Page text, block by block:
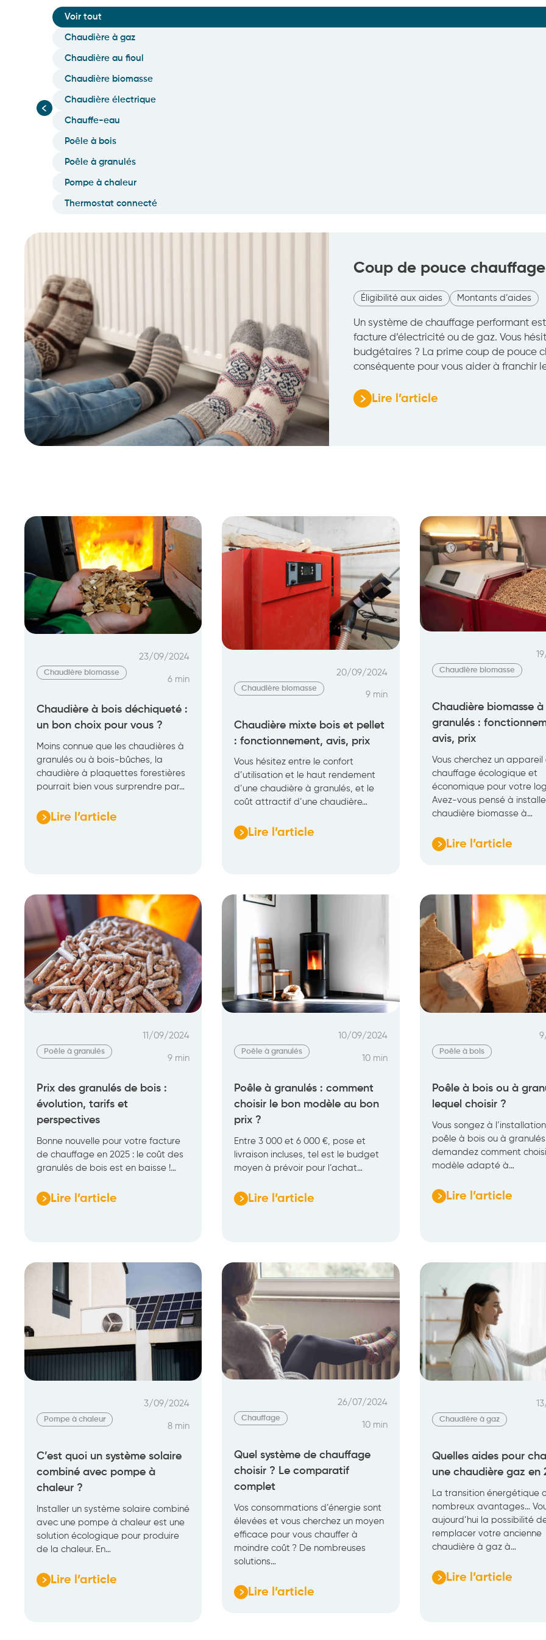
Voir tout
Chaudière à gaz
Chaudière au fioul
Chaudière biomasse
Chaudière électrique
Chauffe-eau
Poêle à bois
Poêle à granulés
Pompe à chaleur
Thermostat connecté
Coup de pouce
Éligibilité aux aides Montants d’aides
Un système de chauffage performant
facture d’électricité ou de gaz. Vous
budgétaires ? La prime coup de pouce
conséquente pour vous aider à franchir
Lire l’article
:
profiter
?
Chaudière biomasse
23/09/2024
6 min
Chaudière à bois déchiqueté :
un bon choix pour vous ?
Moins connue que les chaudières à
granulés ou à bois-bûches, la
chaudière à plaquettes forestières
pourrait bien vous surprendre par…
Lire l’article
:
déchiqueté
un
bon
choix
pour
vous
Chaudière biomasse
20/09/2024
9 min
Chaudière mixte bois et pellet
: fonctionnement, avis, prix
Vous hésitez entre le confort
d’utilisation et le haut rendement
d’une chaudière à granulés, et le
coût attractif d’une chaudière…
Lire l’article
:
bois
fonctionnement,
avis,
prix
Chaudière biomasse
Chaudière biomasse à
granulés :
avis, prix
Vous cherchez un appareil
chauffage écologique et
économique pour votre
Avez-vous pensé à
chaudière biomasse à…
Lire l’article
:
granulés
:
fonctionnement,
avis,
prix
Poêle à granulés
11/09/2024
9 min
Prix des granulés de bois :
évolution, tarifs et
perspectives
Bonne nouvelle pour votre facture
de chauffage en 2025 : le coût des
granulés de bois est en baisse !…
Lire l’article
:
bois
tarifs
perspectives
Poêle à granulés
10/09/2024
10 min
Poêle à granulés : comment
choisir le bon modèle au bon
prix ?
Entre 3 000 et 6 000 €, pose et
livraison incluses, tel est le budget
moyen à prévoir pour l’achat…
Lire l’article
:
comment
choisir
le
modèle
au
prix
Poêle à bois
Poêle à bois ou à
lequel choisir ?
Vous songez à l’installation
poêle à bois ou à
demandez comment
modèle adapté à…
Lire l’article
:
granulés
lequel
choisir
?
Pompe à chaleur
3/09/2024
8 min
C’est quoi un système solaire
combiné avec pompe à
chaleur ?
Installer un système solaire combiné
avec une pompe à chaleur est une
solution écologique pour produire
de la chaleur. En…
Lire l’article
:
Chauffage
26/07/2024
10 min
Quel système de chauffage
choisir ? Le comparatif
complet
Vos consommations d’énergie sont
élevées et vous cherchez un moyen
efficace pour vous chauffer à
moindre coût ? De nombreuses
solutions…
Lire l’article
:
Chaudière à gaz
Quelles aides pour
une chaudière gaz en
La transition énergétique
nombreux avantages…
aujourd’hui la possibilité
remplacer votre ancienne
chaudière à gaz à…
Lire l’article
: